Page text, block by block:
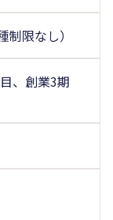
限なし）
、創業3期